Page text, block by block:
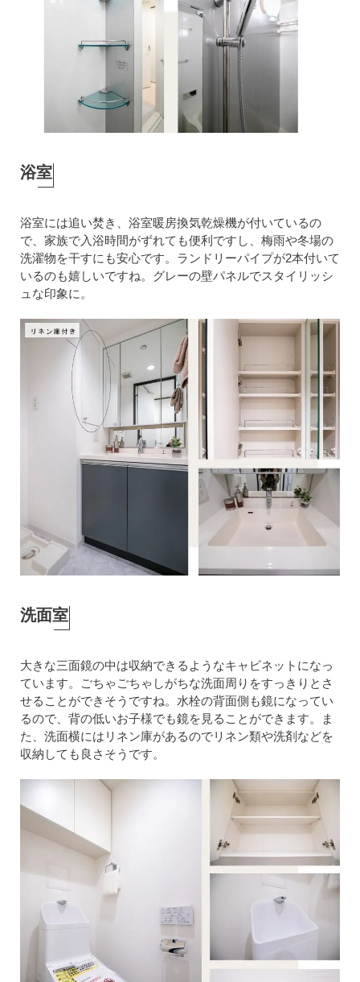
浴室
浴室には追い焚き、浴室暖房換気乾燥機が付いているの
で、家族で入浴時間がずれても便利ですし、梅雨や冬場の
洗濯物を干すにも安心です。ランドリーパイプが2本付いて
いるのも嬉しいですね。グレーの壁パネルでスタイリッシ
ュな印象に。
洗面室
大きな三面鏡の中は収納できるようなキャビネットになっ
ています。ごちゃごちゃしがちな洗面周りをすっきりとさ
せることができそうですね。水栓の背面側も鏡になってい
るので、背の低いお子様でも鏡を見ることができます。ま
た、洗面横にはリネン庫があるのでリネン類や洗剤などを
収納しても良さそうです。